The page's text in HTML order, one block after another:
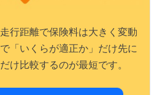
行距離で保険料は大きく変動
「いくらが適正か」だけ先に
け比較するのが最短です。